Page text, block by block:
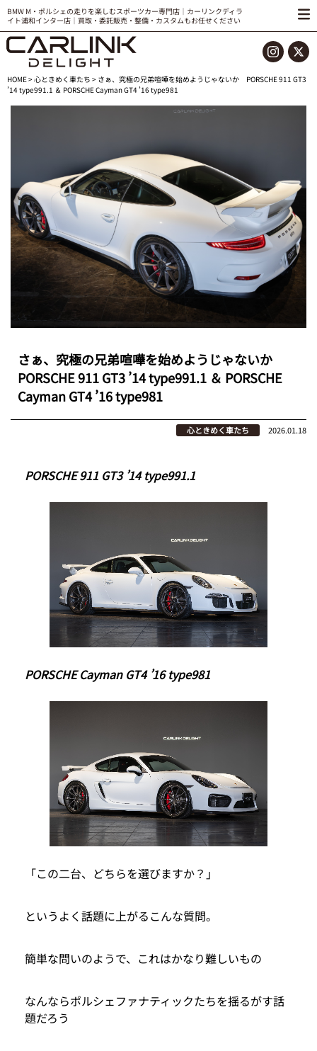
BMW M・ポルシェの走りを楽しむスポーツカー専門店｜カーリンクディラ
イト浦和インター店｜買取・委託販売・整備・カスタムもお任せください
HOME>心ときめく車たち > さぁ、究極の兄弟喧嘩を始めようじゃないか PORSCHE 911 GT3
’14 type991.1 ＆ PORSCHE Cayman GT4 ’16 type981
さぁ、究極の兄弟喧嘩を始めようじゃないか
PORSCHE 911 GT3 ’14 type991.1 ＆ PORSCHE
Cayman GT4 ’16 type981
心ときめく車たち 2026.01.18
PORSCHE 911 GT3 ’14 type991.1
PORSCHE Cayman GT4 ’16 type981
「この二台、どちらを選びますか？」
というよく話題に上がるこんな質問。
簡単な問いのようで、これはかなり難しいもの
なんならポルシェファナティックたちを揺るがす話
題だろう